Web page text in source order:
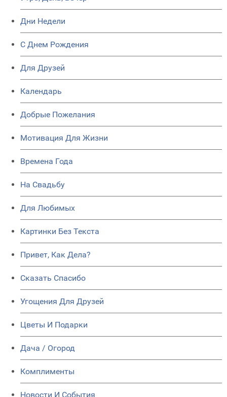
Дни Недели
C Днем Рождения
Для Друзей
Календарь
Добрые Пожелания
Мотивация Для Жизни
Времена Года
На Свадьбу
Для Любимых
Картинки Без Текста
Привет, Как Дела?
Сказать Спасибо
Угощения Для Друзей
Цветы И Подарки
Дача / Огород
Комплименты
Новости И События